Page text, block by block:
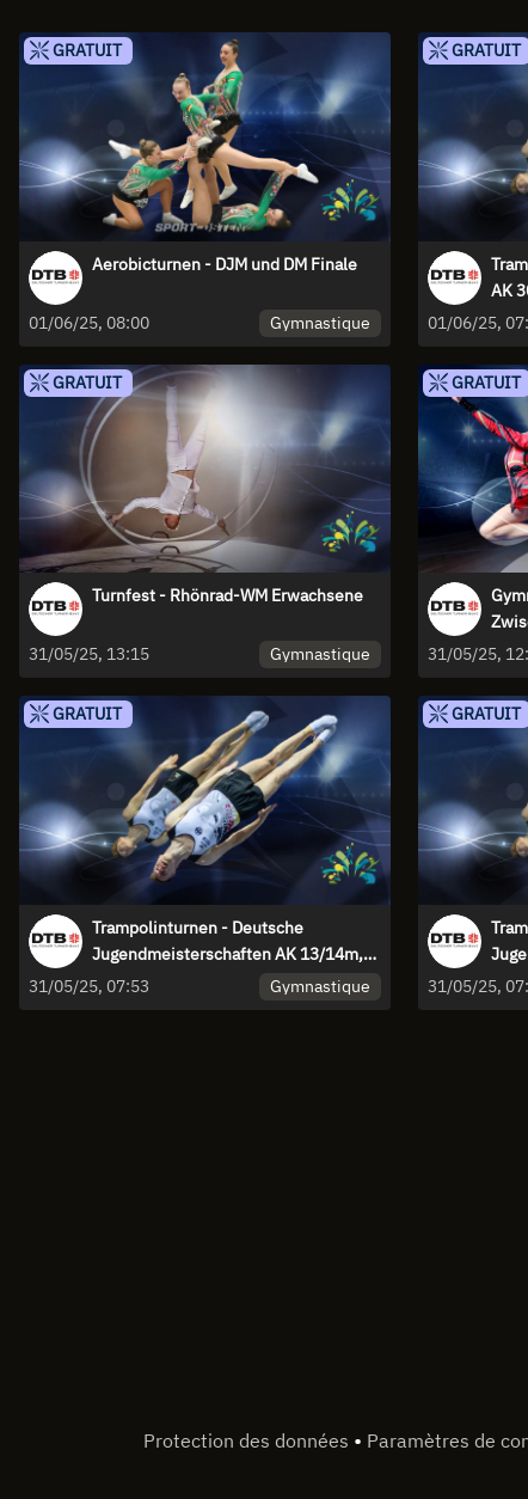
GRATUIT
Aerobicturnen - DJM und DM Finale
01/06/25, 08:00 Gymnastique
GRATUIT
AK
01/06/25,
GRATUIT
Turnfest - Rhönrad-WM Erwachsene
31/05/25, 13:15 Gymnastique
GRATUIT
31/05/25,
GRATUIT
Trampolinturnen - Deutsche
Jugendmeisterschaften AK 13/14m,
AK 15/16w, AK 17-21m
31/05/25, 07:53 Gymnastique
GRATUIT
AK
31/05/25,
Protection des données • Paramètres de